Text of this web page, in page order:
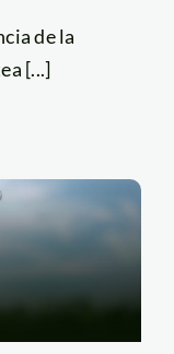
de la
[...]